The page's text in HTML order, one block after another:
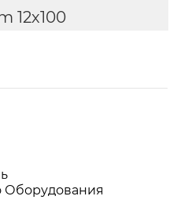
12х100
Оборудования